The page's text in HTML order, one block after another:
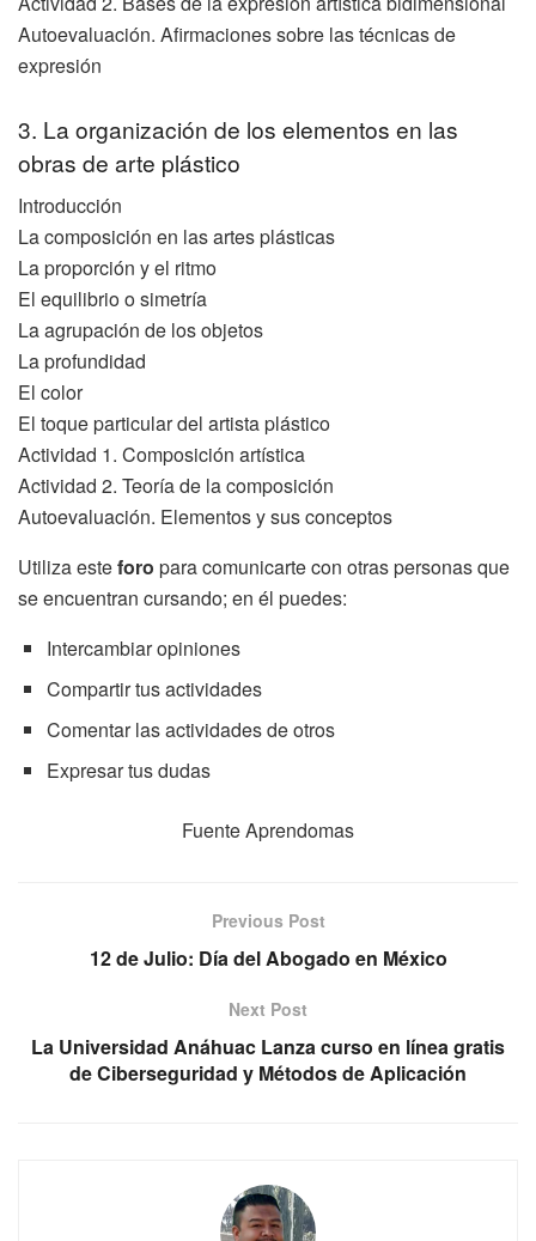
Autoevaluación. Afirmaciones sobre las técnicas de
expresión
3. La organización de los elementos en las
obras de arte plástico
Introducción
La composición en las artes plásticas
La proporción y el ritmo
El equilibrio o simetría
La agrupación de los objetos
La profundidad
El color
El toque particular del artista plástico
Actividad 1. Composición artística
Actividad 2. Teoría de la composición
Autoevaluación. Elementos y sus conceptos
Utiliza esteforo para comunicarte con otras personas que
se encuentran cursando; en él puedes:
Intercambiar opiniones
Compartir tus actividades
Comentar las actividades de otros
Expresar tus dudas
Fuente Aprendomas
Previous Post
12 de Julio: Día del Abogado en México
Next Post
La Universidad Anáhuac Lanza curso en línea gratis
de Ciberseguridad y Métodos de Aplicación